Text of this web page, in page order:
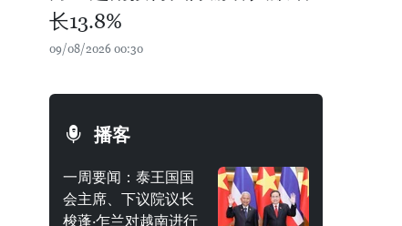
长13.8%
09/08/2026 00:30
播客
一周要闻：泰王国国
会主席、下议院议长
梭蓬·乍兰对越南进行